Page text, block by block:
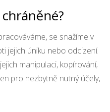
se snažíme v
jejich úniku nebo odcizení.
manipulaci, kopírování,
pro nezbytně nutný účely,